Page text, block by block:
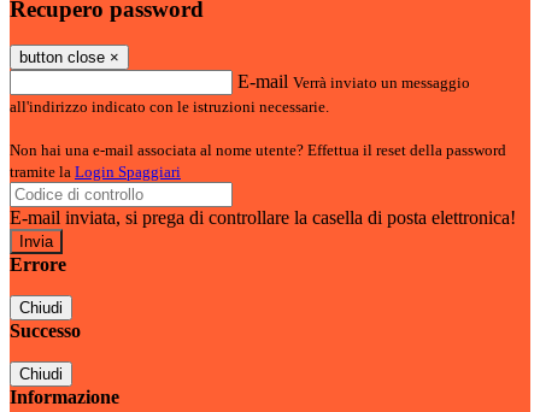
Recupero password
button close ×
E-mail Verrà inviato un messaggio
all'indirizzo indicato con le istruzioni necessarie.
Non hai una e-mail associata al nome utente? Effettua il reset della password
tramite la Login Spaggiari
E-mail inviata, si prega di controllare la casella di posta elettronica!
Errore
Chiudi
Successo
Chiudi
Informazione